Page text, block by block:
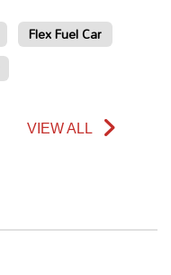
Flex Fuel Car
VIEW ALL